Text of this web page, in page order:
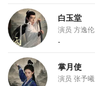
白玉堂
演员 方逸伦
-
掌月使
演员 张予曦